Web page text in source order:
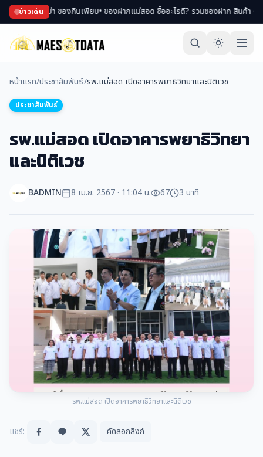
ข่าวเด่น
งพม่า ของกินเพียบ• ของฝากแม่สอด ซื้ออะไรดี? รวมของฝาก สินค้า OTOP ขึ้น
หน้าแรก/ประชาสัมพันธ์/รพ.แม่สอด เปิดอาคารพยาธิวิทยาและนิติเวช
ประชาสัมพันธ์
รพ.แม่สอด เปิดอาคารพยาธิวิทยา
และนิติเวช
BADMIN 8 เม.ย. 2567 · 11:04 น. 67 3 นาที
รพ.แม่สอด เปิดอาคารพยาธิวิทยาและนิติเวช
แชร์: คัดลอกลิงก์